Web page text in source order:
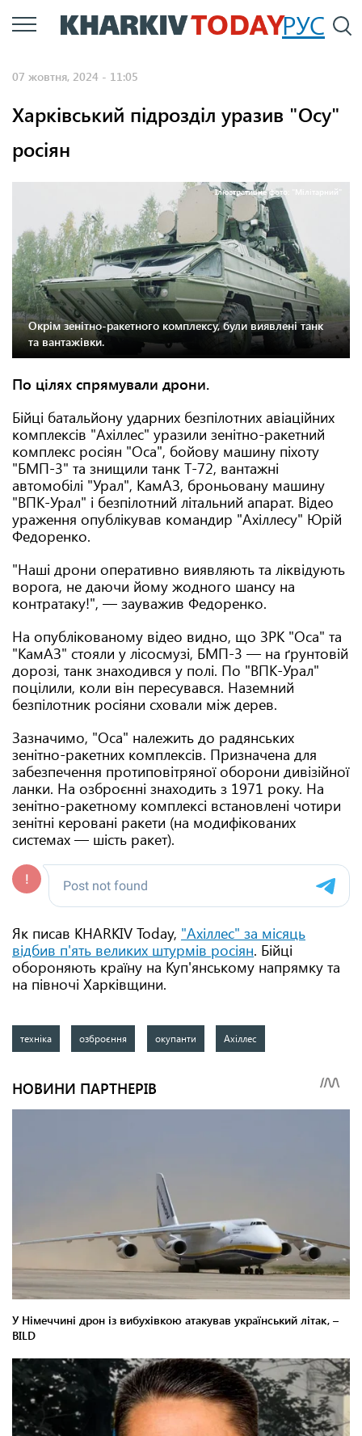
Перейти
до
РУС
07 жовтня, 2024 - 11:05
Харківський підрозділ уразив "Осу"
росіян
Ілюстративне фото: "Мілітарний"
Окрім зенітно-ракетного комплексу, були виявлені танк
та вантажівки.
По цілях спрямували дрони.
Бійці батальйону ударних безпілотних авіаційних
комплексів "Ахіллес" уразили зенітно-ракетний
комплекс росіян "Оса", бойову машину піхоту
"БМП-3" та знищили танк Т-72, вантажні
автомобілі "Урал", КамАЗ, броньовану машину
"ВПК-Урал" і безпілотний літальний апарат. Відео
ураження опублікував командир "Ахіллесу" Юрій
Федоренко.
"Наші дрони оперативно виявляють та ліквідують
ворога, не даючи йому жодного шансу на
контратаку!", — зауважив Федоренко.
На опублікованому відео видно, що ЗРК "Оса" та
"КамАЗ" стояли у лісосмузі, БМП-3 — на ґрунтовій
дорозі, танк знаходився у полі. По "ВПК-Урал"
поцілили, коли він пересувався. Наземний
безпілотник росіяни сховали між дерев.
Зазначимо, "Оса" належить до радянських
зенітно-ракетних комплексів. Призначена для
забезпечення протиповітряної оборони дивізійної
ланки. На озброєнні знаходить з 1971 року. На
зенітно-ракетному комплексі встановлені чотири
зенітні керовані ракети (на модифікованих
системах — шість ракет).
Як писав KHARKIV Today, "Ахіллес" за місяць
відбив п'ять великих штурмів росіян. Бійці
обороняють країну на Куп'янському напрямку та
на півночі Харківщини.
техніка озброєння окупанти Ахіллес